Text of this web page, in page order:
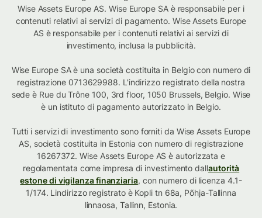
Wise Assets Europe AS. Wise Europe SA è responsabile per i
contenuti relativi ai servizi di pagamento. Wise Assets Europe
AS è responsabile per i contenuti relativi ai servizi di
investimento, inclusa la pubblicità.
Wise Europe SA è una società costituita in Belgio con numero di
registrazione 0713629988. L'indirizzo registrato della nostra
sede è Rue du Trône 100, 3rd floor, 1050 Brussels, Belgio. Wise
è un istituto di pagamento autorizzato in Belgio.
Tutti i servizi di investimento sono forniti da Wise Assets Europe
AS, società costituita in Estonia con numero di registrazione
16267372. Wise Assets Europe AS è autorizzata e
regolamentata come impresa di investimento dallautorità
estone di vigilanza finanziaria, con numero di licenza 4.1-
1/174. Lindirizzo registrato è Kopli tn 68a, Põhja-Tallinna
linnaosa, Tallinn, Estonia.